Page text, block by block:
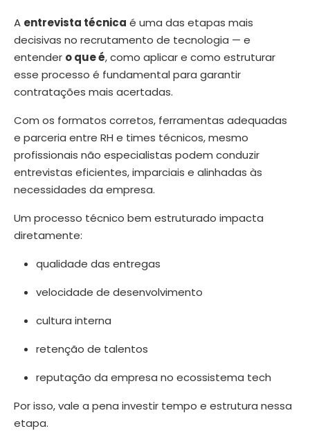
A entrevista técnica é uma das etapas mais
decisivas no recrutamento de tecnologia — e
entender o que é, como aplicar e como estruturar
esse processo é fundamental para garantir
contratações mais acertadas.
Com os formatos corretos, ferramentas adequadas
e parceria entre RH e times técnicos, mesmo
profissionais não especialistas podem conduzir
entrevistas eficientes, imparciais e alinhadas às
necessidades da empresa.
Um processo técnico bem estruturado impacta
diretamente:
qualidade das entregas
velocidade de desenvolvimento
cultura interna
retenção de talentos
reputação da empresa no ecossistema tech
Por isso, vale a pena investir tempo e estrutura nessa
etapa.